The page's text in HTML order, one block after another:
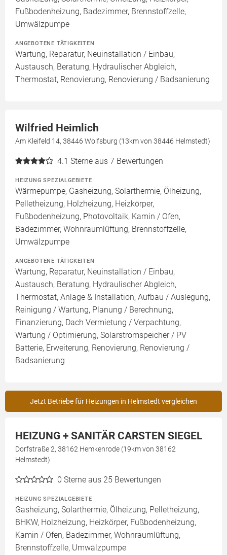
Fußbodenheizung, Badezimmer, Brennstoffzelle,
Umwälzpumpe
ANGEBOTENE TÄTIGKEITEN
Wartung, Reparatur, Neuinstallation / Einbau,
Austausch, Beratung, Hydraulischer Abgleich,
Thermostat, Renovierung, Renovierung / Badsanierung
Wilfried Heimlich
Am Kleifeld 14, 38446 Wolfsburg (13km von 38446 Helmstedt)
4.1 Sterne aus 7 Bewertungen
HEIZUNG SPEZIALGEBIETE
Wärmepumpe, Gasheizung, Solarthermie, Ölheizung,
Pelletheizung, Holzheizung, Heizkörper,
Fußbodenheizung, Photovoltaik, Kamin / Ofen,
Badezimmer, Wohnraumlüftung, Brennstoffzelle,
Umwälzpumpe
ANGEBOTENE TÄTIGKEITEN
Wartung, Reparatur, Neuinstallation / Einbau,
Austausch, Beratung, Hydraulischer Abgleich,
Thermostat, Anlage & Installation, Aufbau / Auslegung,
Reinigung / Wartung, Planung / Berechnung,
Finanzierung, Dach Vermietung / Verpachtung,
Wartung / Optimierung, Solarstromspeicher / PV
Batterie, Erweiterung, Renovierung, Renovierung /
Badsanierung
Jetzt Betriebe für Heizungen in Helmstedt vergleichen
HEIZUNG + SANITÄR CARSTEN SIEGEL
Dorfstraße 2, 38162 Hemkenrode (19km von 38162
Helmstedt)
0 Sterne aus 25 Bewertungen
HEIZUNG SPEZIALGEBIETE
Gasheizung, Solarthermie, Ölheizung, Pelletheizung,
BHKW, Holzheizung, Heizkörper, Fußbodenheizung,
Kamin / Ofen, Badezimmer, Wohnraumlüftung,
Brennstoffzelle, Umwälzpumpe